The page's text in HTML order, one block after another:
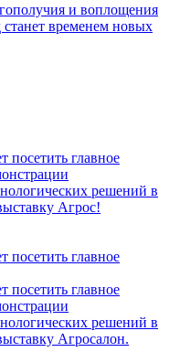
и воплощения
временем новых
посетить главное
решений в
Агрос!
посетить главное
посетить главное
решений в
Агросалон.